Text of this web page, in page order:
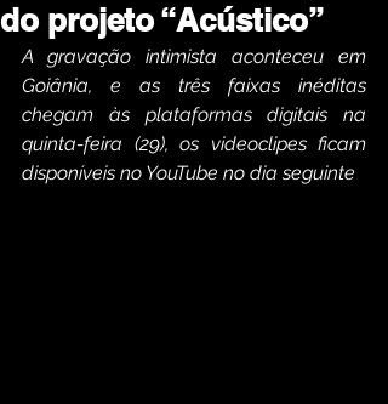
do projeto “Acústico”
A gravação intimista aconteceu em
Goiânia, e as três faixas inéditas
chegam às plataformas digitais na
quinta-feira (29), os videoclipes ficam
disponíveis no YouTube no dia seguinte